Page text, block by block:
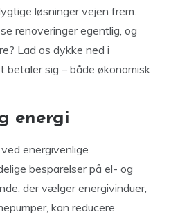
løsninger vejen frem.
renoveringer egentlig, og
Lad os dykke ned i
betaler sig – både økonomisk
energi
energivenlige
besparelser på el- og
der vælger energivinduer,
kan reducere